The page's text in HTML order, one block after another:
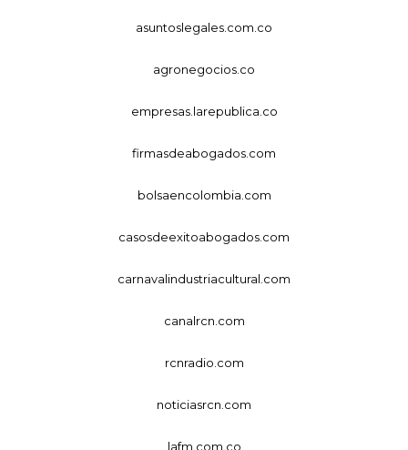
asuntoslegales.com.co
agronegocios.co
empresas.larepublica.co
firmasdeabogados.com
bolsaencolombia.com
casosdeexitoabogados.com
carnavalindustriacultural.com
canalrcn.com
rcnradio.com
noticiasrcn.com
lafm.com.co